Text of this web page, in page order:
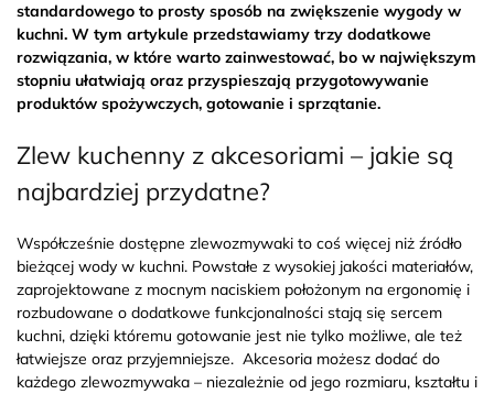
standardowego to prosty sposób na zwiększenie wygody w
kuchni. W tym artykule przedstawiamy trzy dodatkowe
rozwiązania, w które warto zainwestować, bo w największym
stopniu ułatwiają oraz przyspieszają przygotowywanie
produktów spożywczych, gotowanie i sprzątanie.
Zlew kuchenny z akcesoriami – jakie są
najbardziej przydatne?
Współcześnie dostępne zlewozmywaki to coś więcej niż źródło
bieżącej wody w kuchni. Powstałe z wysokiej jakości materiałów,
zaprojektowane z mocnym naciskiem położonym na ergonomię i
rozbudowane o dodatkowe funkcjonalności stają się sercem
kuchni, dzięki któremu gotowanie jest nie tylko możliwe, ale też
łatwiejsze oraz przyjemniejsze. Akcesoria możesz dodać do
każdego zlewozmywaka – niezależnie od jego rozmiaru, kształtu i